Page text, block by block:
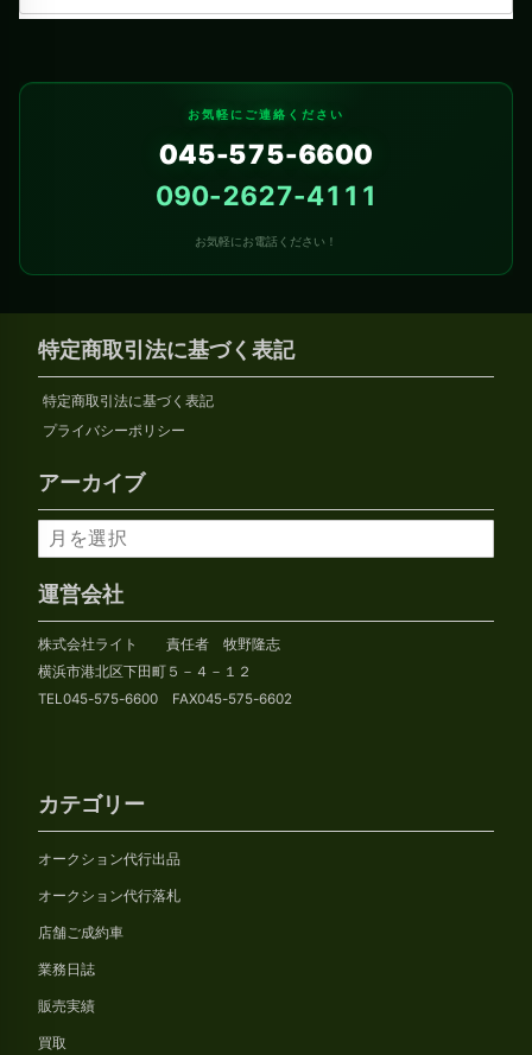
お気軽にご連絡ください
045-575-6600
090-2627-4111
お気軽にお電話ください！
特定商取引法に基づく表記
特定商取引法に基づく表記
プライバシーポリシー
アーカイブ
ア
ー
カ
イ
ブ
運営会社
株式会社ライト 責任者 牧野隆志
横浜市港北区下田町５－４－１２
TEL045-575-6600 FAX045-575-6602
カテゴリー
オークション代行出品
オークション代行落札
店舗ご成約車
業務日誌
販売実績
買取